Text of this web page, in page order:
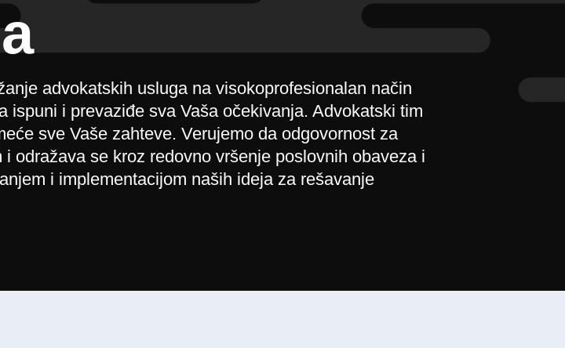
advokatskih usluga na visokoprofesionalan način
ispuni i prevaziđe sva Vaša očekivanja. Advokatski tim
sve Vaše zahteve. Verujemo da odgovornost za
odražava se kroz redovno vršenje poslovnih obaveza i
i implementacijom naših ideja za rešavanje